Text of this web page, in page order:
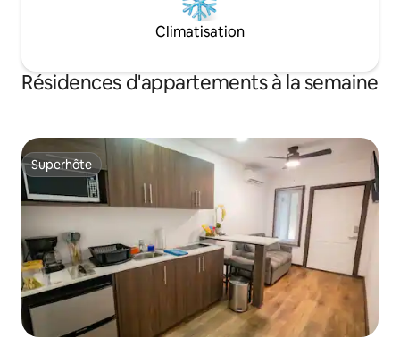
Climatisation
Résidences d'appartements à la semaine
Superhôte
Superhôte